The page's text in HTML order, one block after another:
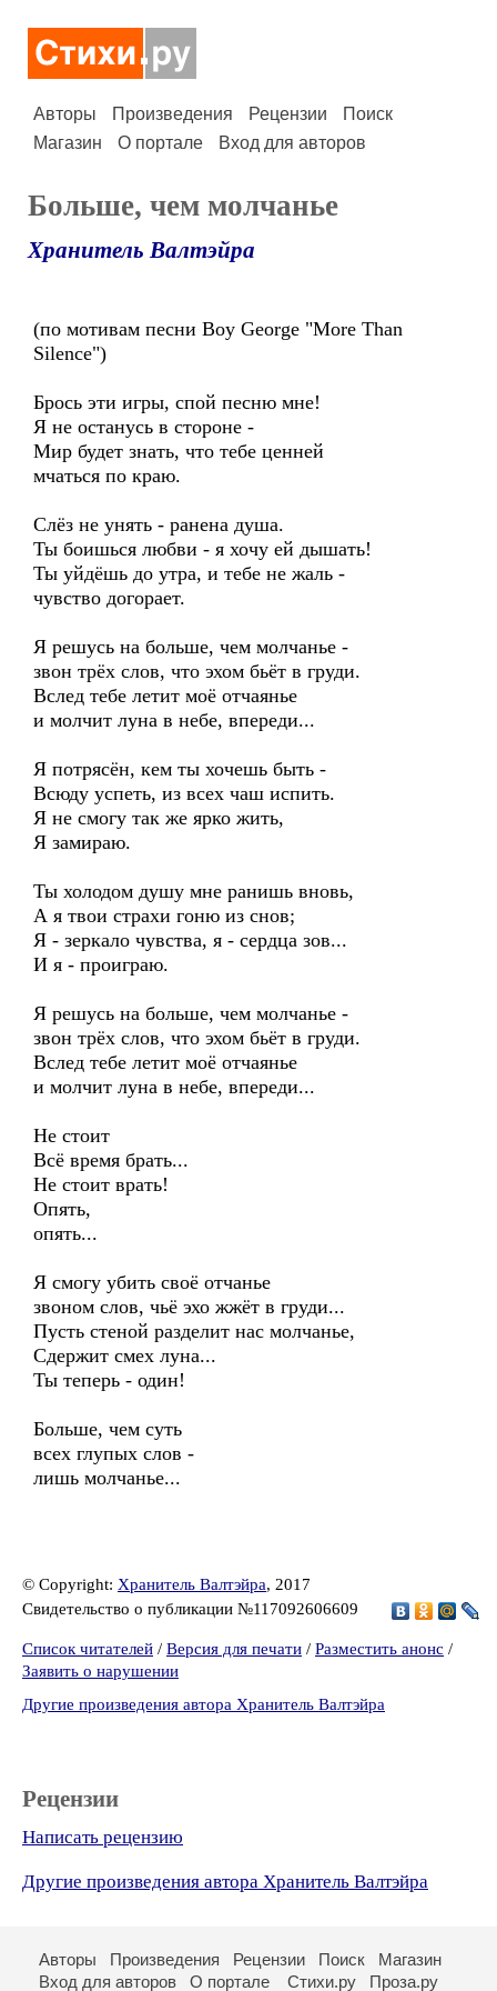
Авторы Произведения Рецензии
Поиск
Магазин
О портале Вход для авторов
Больше, чем молчанье
Хранитель Валтэйра
(по мотивам песни Boy George "More Than
Silence")
Брось эти игры, спой песню мне!
Я не останусь в стороне -
Мир будет знать, что тебе ценней
мчаться по краю.
Слёз не унять - ранена душа.
Ты боишься любви - я хочу ей дышать!
Ты уйдёшь до утра, и тебе не жаль -
чувство догорает.
Я решусь на больше, чем молчанье -
звон трёх слов, что эхом бьёт в груди.
Вслед тебе летит моё отчаянье
и молчит луна в небе, впереди...
Я потрясён, кем ты хочешь быть -
Всюду успеть, из всех чаш испить.
Я не смогу так же ярко жить,
Я замираю.
Ты холодом душу мне ранишь вновь,
А я твои страхи гоню из снов;
Я - зеркало чувства, я - сердца зов...
И я - проиграю.
Я решусь на больше, чем молчанье -
звон трёх слов, что эхом бьёт в груди.
Вслед тебе летит моё отчаянье
и молчит луна в небе, впереди...
Не стоит
Всё время брать...
Не стоит врать!
Опять,
опять...
Я смогу убить своё отчанье
звоном слов, чьё эхо жжёт в груди...
Пусть стеной разделит нас молчанье,
Сдержит смех луна...
Ты теперь - один!
Больше, чем суть
всех глупых слов -
лишь молчанье...
© Copyright: Хранитель Валтэйра, 2017
Свидетельство о публикации №117092606609
Список читателей / Версия для печати / Разместить анонс /
Заявить о нарушении
Другие произведения автора Хранитель Валтэйра
Рецензии
Написать рецензию
Другие произведения автора Хранитель Валтэйра
Авторы Произведения Рецензии Поиск
Магазин
Вход для авторов
О портале Стихи.ру Проза.ру